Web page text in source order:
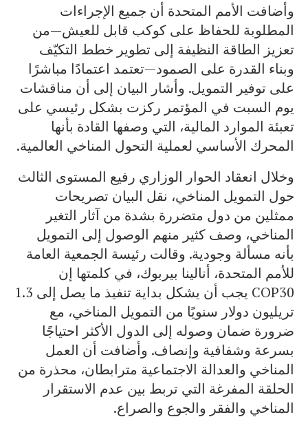
وأضافت الأمم المتحدة أن جميع الإجراءات
المطلوبة للحفاظ على كوكب قابل للعيش—من
تعزيز الطاقة النظيفة إلى تطوير خطط التكيّف
وبناء القدرة على الصمود—تعتمد اعتمادًا مباشرًا
على توفير التمويل. وأشار البيان إلى أن مناقشات
يوم السبت في المؤتمر ركزت بشكل رئيسي على
تعبئة الموارد المالية، التي وصفها القادة بأنها
المحرك الأساسي لعملية التحول المناخي العالمية.
وخلال انعقاد الحوار الوزاري رفيع المستوى الثالث
حول التمويل المناخي، نقل البيان تصريحات
ممثلين من دول متضررة بشدة من آثار التغير
المناخي، وصف كثير منهم الوصول إلى التمويل
بأنه مسألة وجودية. وقالت رئيسة الجمعية العامة
للأمم المتحدة، أنالينا بيربوك، في كلمتها إن
COP30 يجب أن يشكل بداية تنفيذ ما يصل إلى 1.3
تريليون دولار سنويًا من التمويل المناخي، مع
ضرورة ضمان وصوله إلى الدول الأكثر احتياجًا
بسرعة وشفافية وإنصاف. وأضافت أن العمل
المناخي والعدالة الاجتماعية مترابطان، محذرة من
الحلقة المفرغة التي تربط بين عدم الاستقرار
المناخي والفقر والجوع والصراع.